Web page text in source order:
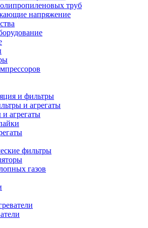
труб
напряжение
и фильтры
и агрегаты
агрегаты
фильтры
газов